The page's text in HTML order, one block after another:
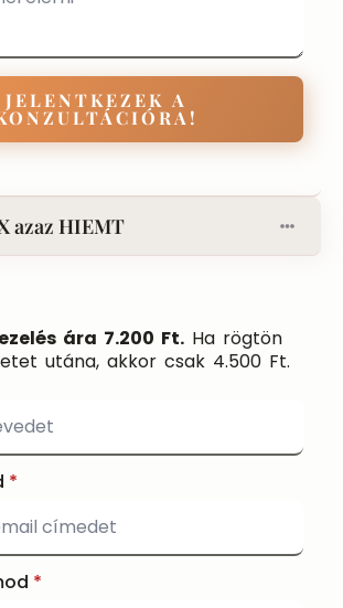
JELENTKEZEK A
azaz HIEMT
ára 7.200 Ft. Ha rögtön
utána, akkor csak 4.500 Ft.
*
*